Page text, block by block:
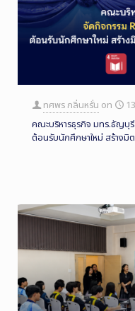
ทศพร กลิ่นหรั่น on
คณะบริหารธุรกิจ มทร.ธัญบุ
ต้อนรับนักศึกษาใหม่ สร้างมิ